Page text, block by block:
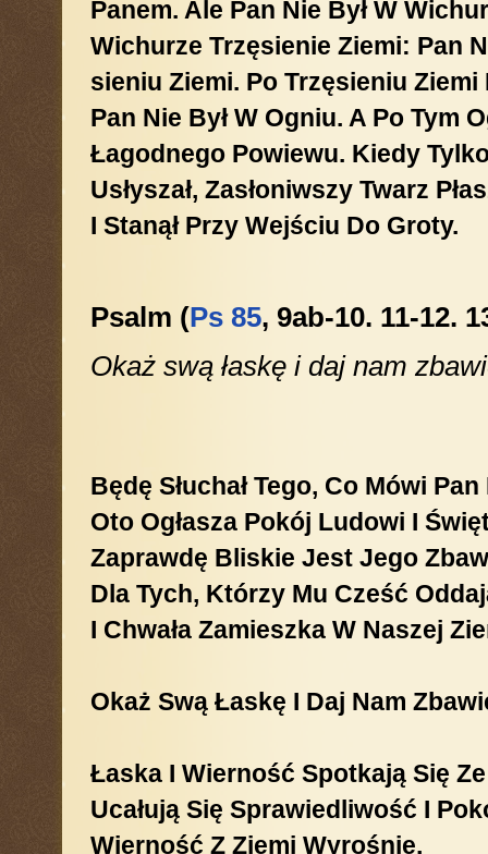
Panem. Ale Pan Nie Był W
Wichurze Trzęsienie Ziemi: Pan
Sieniu Ziemi. Po Trzęsieniu Ziemi
Pan Nie Był W Ogniu. A Po Tym
Łagodnego Powiewu. Kiedy
Usłyszał, Zasłoniwszy Twarz
I Stanął Przy Wejściu Do Groty.
Psalm (Ps 85, 9ab-10. 11-12.
Okaż swą łaskę i daj nam
Będę Słuchał Tego, Co Mówi
Oto Ogłasza Pokój Ludowi I
Zaprawdę Bliskie Jest Jego
Dla Tych, Którzy Mu Cześć
I Chwała Zamieszka W Naszej
Okaż Swą Łaskę I Daj Nam
Łaska I Wierność Spotkają Się
Ucałują Się Sprawiedliwość I
Wierność Z Ziemi Wyrośnie,